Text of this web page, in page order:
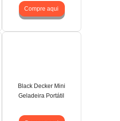
Compre aqui
Black Decker Mini
Geladeira Portátil